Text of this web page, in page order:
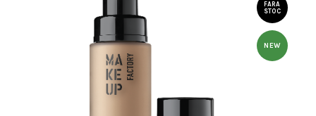
FARA
STOC
NEW